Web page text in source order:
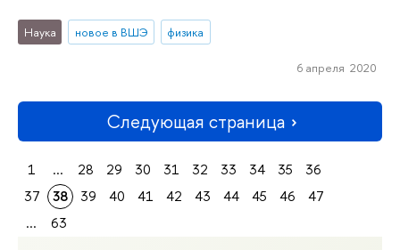
Наука новое в ВШЭ физика
6 апреля 2020
Следующая страница
1 ... 28 29 30 31 32 33 34 35
36
37
38 39 40 41 42 43 44 45 46
47
...
63